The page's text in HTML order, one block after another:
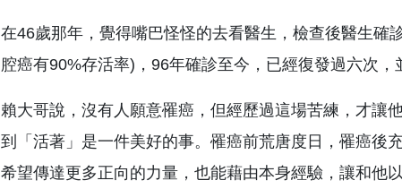
在46歲那年，覺得嘴巴怪怪的去看醫生，檢查後醫生確
腔癌有90%存活率)，96年確診至今，已經復發過六次，
賴大哥說，沒有人願意罹癌，但經歷過這場苦練，才讓
到「活著」是一件美好的事。罹癌前荒唐度日，罹癌後
希望傳達更多正向的力量，也能藉由本身經驗，讓和他